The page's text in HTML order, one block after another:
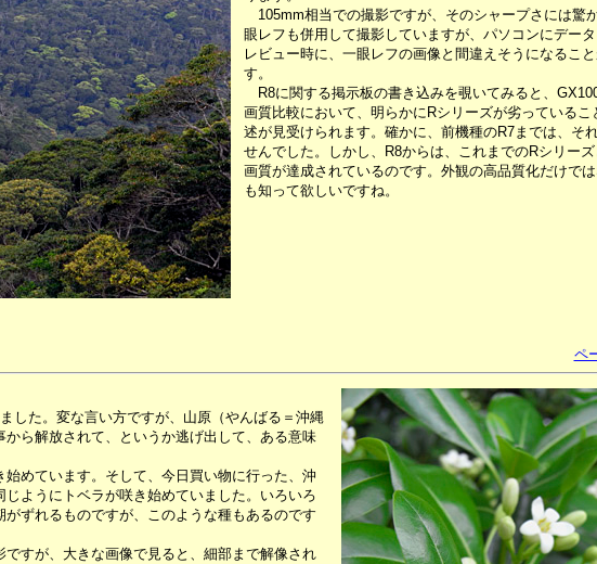
105mm相当での撮影ですが、そのシャープさには驚
眼レフも併用して撮影していますが、パソコンにデー
レビュー時に、一眼レフの画像と間違えそうになるこ
す。
R8に関する掲示板の書き込みを覗いてみると、
画質比較において、明らかにRシリーズが劣っているこ
述が見受けられます。確かに、前機種のR7までは、そ
せんでした。しかし、R8からは、これまでのRシリー
画質が達成されているのです。外観の高品質化だけで
も知って欲しいですね。
ペ
した。変な言い方ですが、山原（やんばる＝沖縄
ら解放されて、というか逃げ出して、ある意味
めています。そして、今日買い物に行った、沖
ようにトベラが咲き始めていました。いろいろ
ずれるものですが、このような種もあるのです
すが、大きな画像で見ると、細部まで解像され